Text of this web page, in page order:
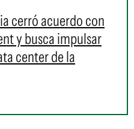
cerró acuerdo con
y busca impulsar
center de la